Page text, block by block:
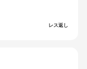
レス返し